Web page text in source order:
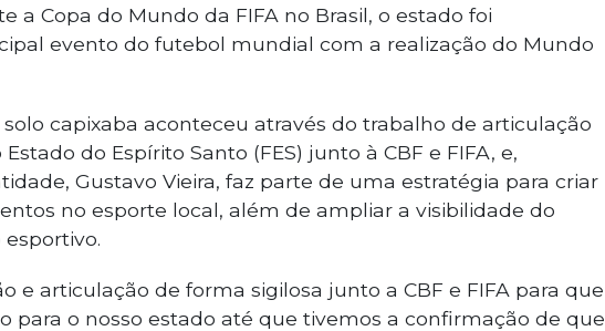
a Copa do Mundo da FIFA no Brasil, o estado foi
evento do futebol mundial com a realização do Mundo
capixaba aconteceu através do trabalho de articulação
do Espírito Santo (FES) junto à CBF e FIFA, e,
Gustavo Vieira, faz parte de uma estratégia para criar
no esporte local, além de ampliar a visibilidade do
e articulação de forma sigilosa junto a CBF e FIFA para que
para o nosso estado até que tivemos a confirmação de que